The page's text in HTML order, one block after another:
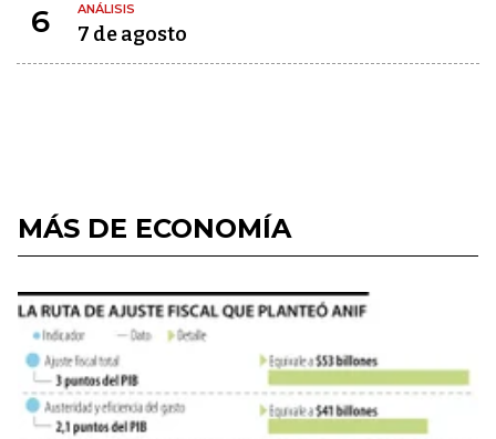
6 ANÁLISIS
7 de agosto
MÁS DE ECONOMÍA